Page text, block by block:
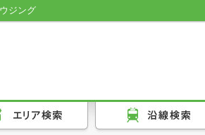
ジング